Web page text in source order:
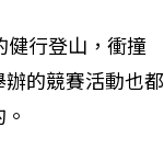
健行登山，衝撞
的競賽活動也都